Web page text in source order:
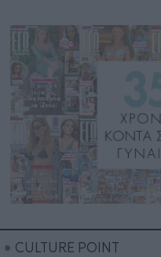
CULTURE POINT